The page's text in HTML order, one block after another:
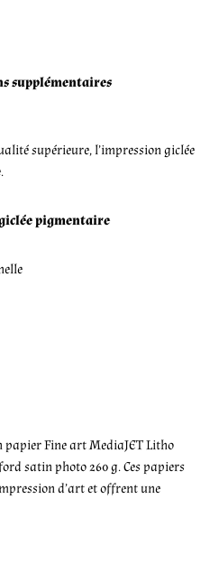
supplémentaires
supérieure, l’impression giclée
pigmentaire
Fine art MediaJET Litho
satin photo 260 g. Ces papiers
d’art et offrent une